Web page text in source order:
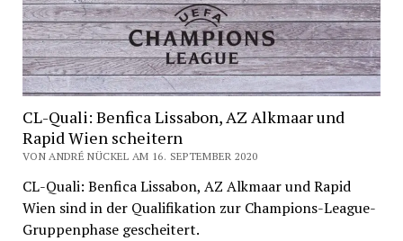
CL-Quali: Benfica Lissabon, AZ Alkmaar und
Rapid Wien scheitern
VON ANDRÉ NÜCKEL AM 16. SEPTEMBER 2020
CL-Quali: Benfica Lissabon, AZ Alkmaar und Rapid
Wien sind in der Qualifikation zur Champions-League-
Gruppenphase gescheitert.